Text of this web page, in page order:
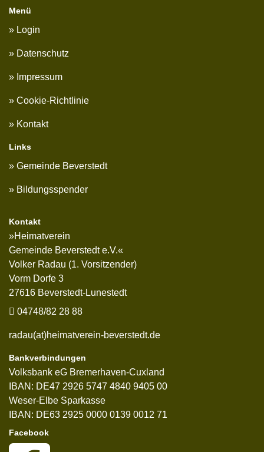
Menü
Login
Datenschutz
Impressum
Cookie-Richtlinie
Kontakt
Links
Gemeinde Beverstedt
Bildungsspender
Kontakt
»Heimatverein
Gemeinde Beverstedt e.V.«
Volker Radau (1. Vorsitzender)
Vorm Dorfe 3
27616 Beverstedt-Lunestedt
04748/82 28 88
radau(at)heimatverein-beverstedt.de
Bankverbindungen
Volksbank eG Bremerhaven-Cuxland
IBAN: DE47 2926 5747 4840 9405 00
Weser-Elbe Sparkasse
IBAN: DE63 2925 0000 0139 0012 71
Facebook